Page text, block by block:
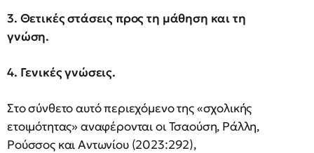
3. Θετικές στάσεις προς τη μάθηση και τη
γνώση.
4. Γενικές γνώσεις.
Στο σύνθετο αυτό περιεχόμενο της «σχολικής
ετοιμότητας» αναφέρονται οι Τσαούση, Ράλλη,
Ρούσσος και Αντωνίου (2023:292),